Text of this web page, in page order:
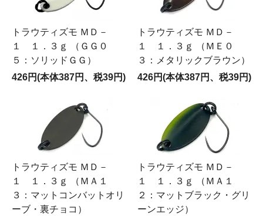
トラウティズモ ＭＤ－
１ １．３ｇ （ＧＧ０
５：ソリッドＧＧ）
426円(本体387円、税39円)
トラウティズモ ＭＤ－
１ １．３ｇ （ＭＥ０
３：メタリックブラウン）
426円(本体387円、税39円)
トラウティズモ ＭＤ－
１ １．３ｇ （ＭＡ１
３：マットコンバットオリ
ーブ・裏チョコ）
トラウティズモ ＭＤ－
１ １．３ｇ （ＭＡ１
２：マットブラック・グリ
ーンエッジ）